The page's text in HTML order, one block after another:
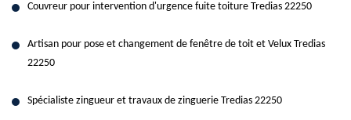
Couvreur pour intervention d'urgence fuite toiture Tredias 22250
Artisan pour pose et changement de fenêtre de toit et Velux Tredias
22250
Spécialiste zingueur et travaux de zinguerie Tredias 22250